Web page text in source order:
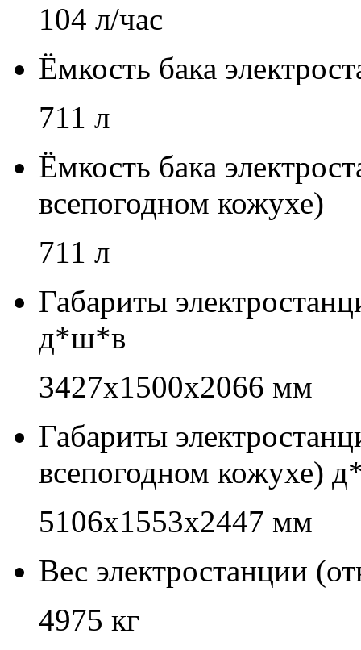
104 л/час
Ёмкость бака
711 л
Ёмкость бака
всепогодном кожухе)
711 л
Габариты
д*ш*в
3427x1500x2066 мм
Габариты
всепогодном кожухе)
5106x1553x2447 мм
Вес электростанции
4975 кг